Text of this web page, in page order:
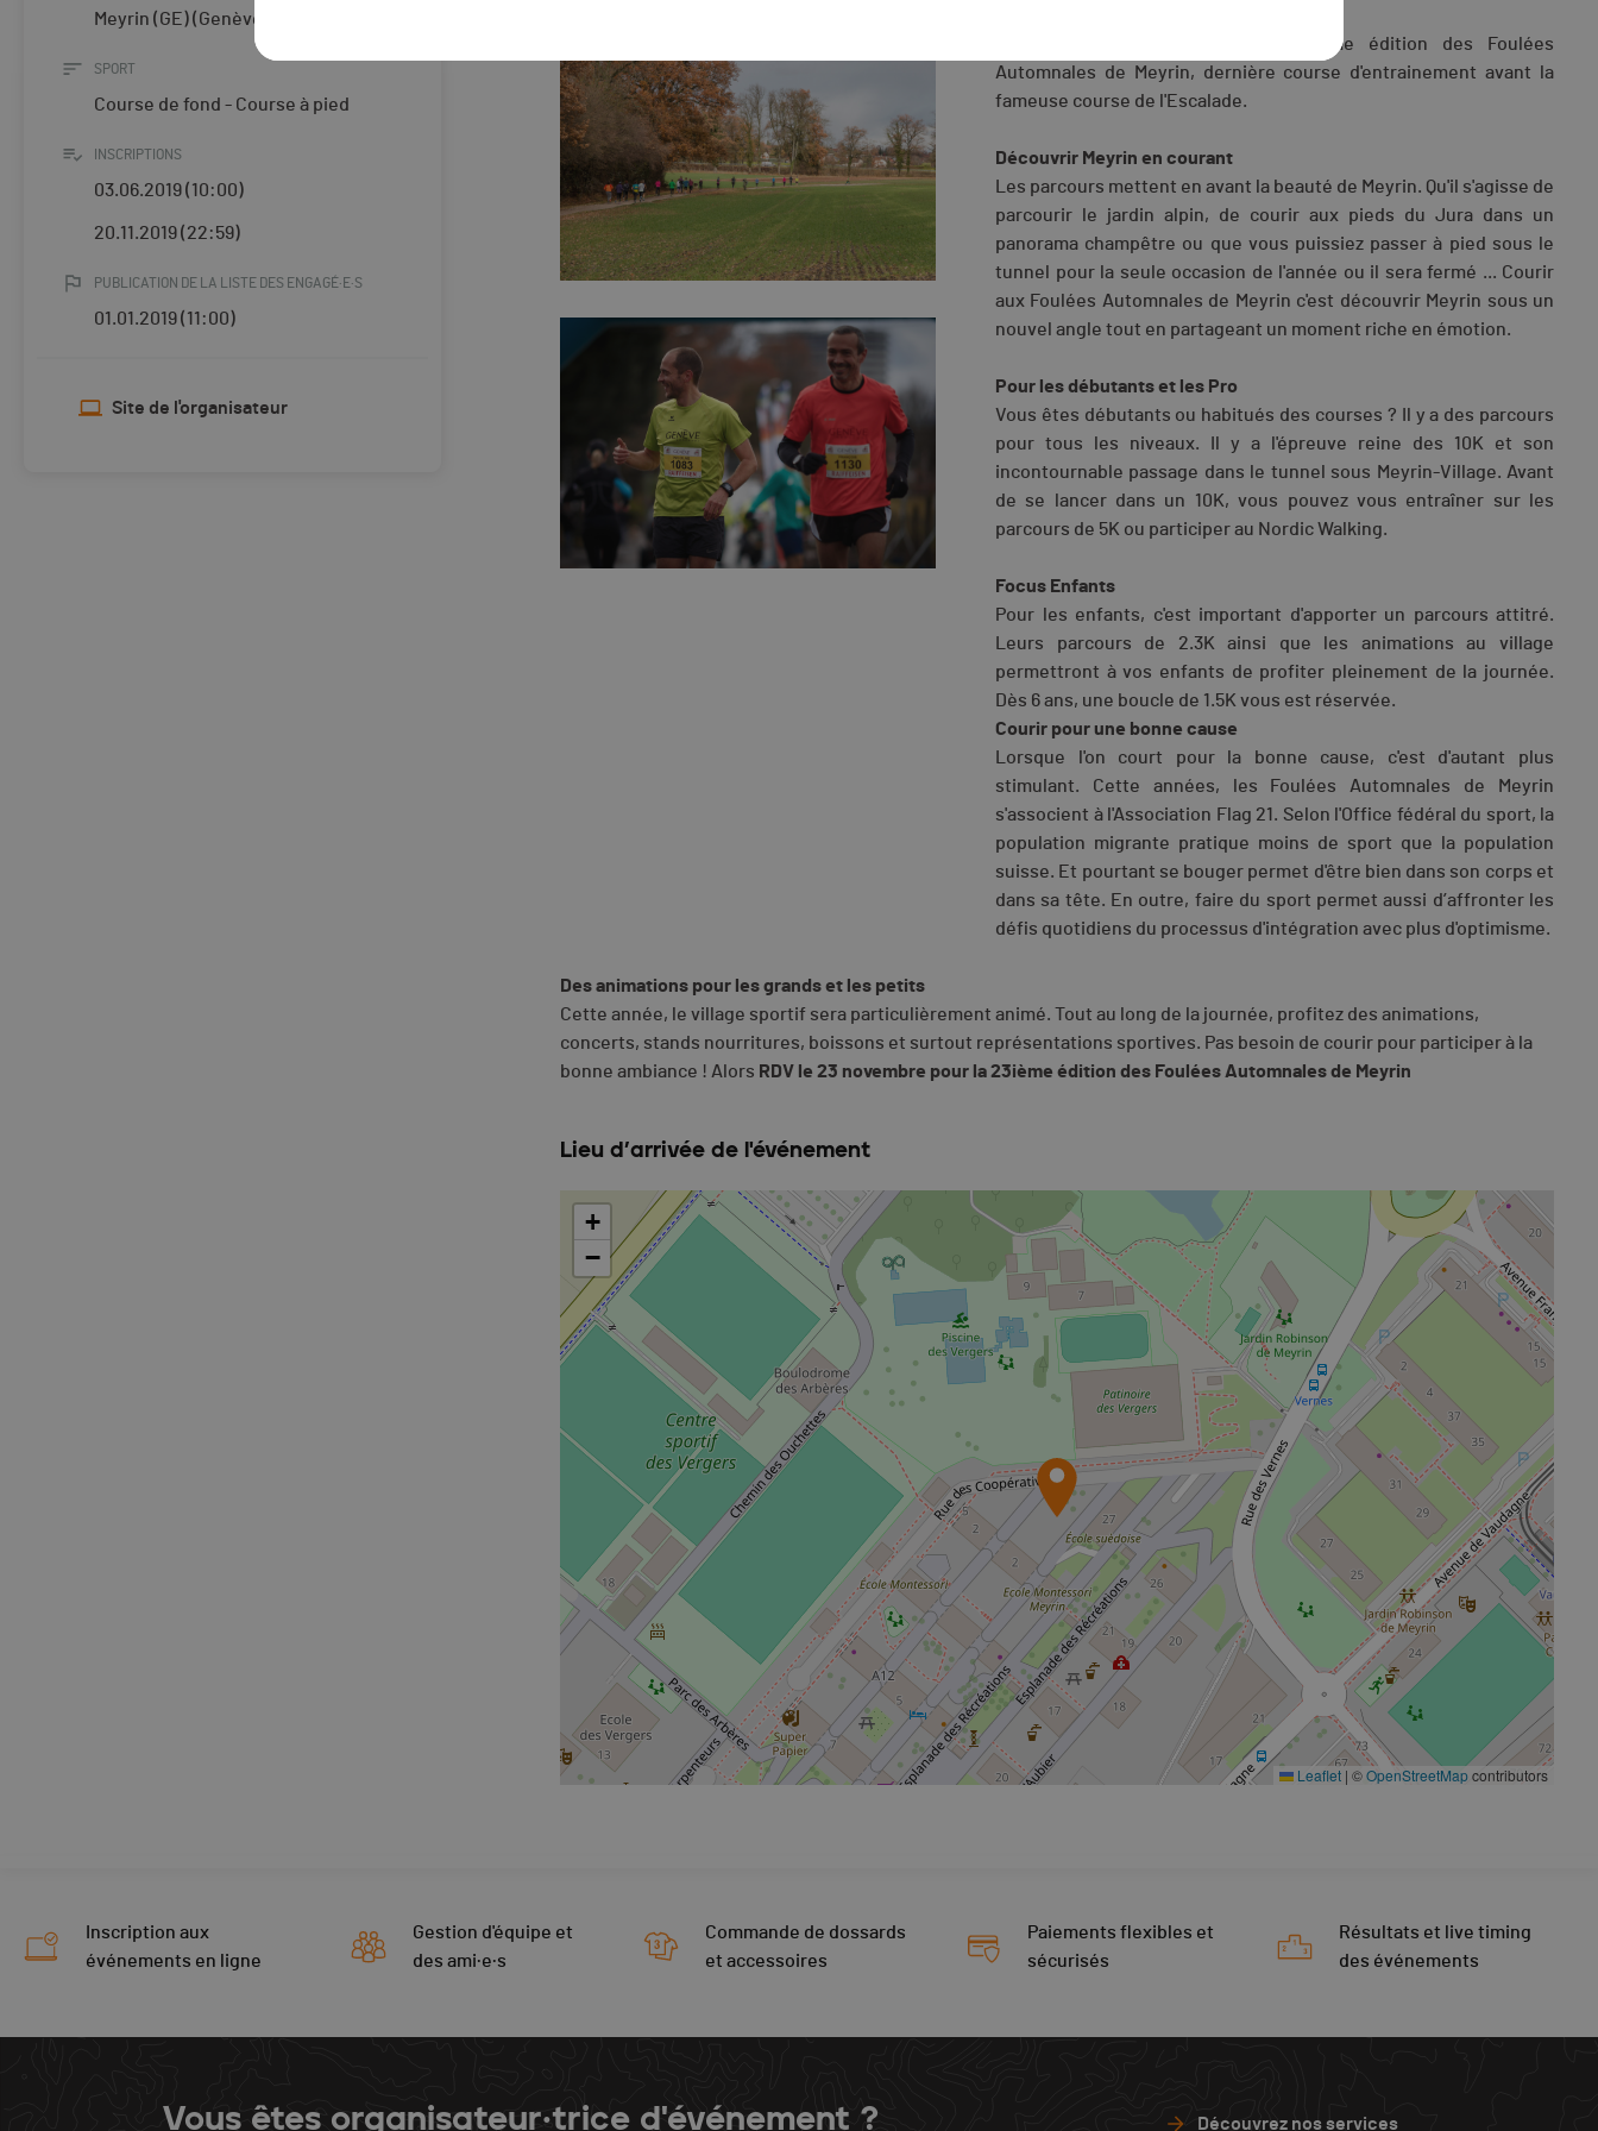
Meyrin (GE) (Genève)
SPORT
Course de fond - Course à pied
INSCRIPTIONS
03.06.2019 (10:00)
20.11.2019 (22:59)
PUBLICATION DE LA LISTE DES ENGAGÉ·E·S
01.01.2019 (11:00)
Site de l'organisateur
Le 23 Novembre aura lieu la 23ieme édition des Foulées
Automnales de Meyrin, dernière course d'entrainement avant la
fameuse course de l'Escalade.
Découvrir Meyrin en courant
Les parcours mettent en avant la beauté de Meyrin. Qu'il s'agisse de
parcourir le jardin alpin, de courir aux pieds du Jura dans un
panorama champêtre ou que vous puissiez passer à pied sous le
tunnel pour la seule occasion de l'année ou il sera fermé ... Courir
aux Foulées Automnales de Meyrin c'est découvrir Meyrin sous un
nouvel angle tout en partageant un moment riche en émotion.
Pour les débutants et les Pro
Vous êtes débutants ou habitués des courses ? Il y a des parcours
pour tous les niveaux. Il y a l'épreuve reine des 10K et son
incontournable passage dans le tunnel sous Meyrin-Village. Avant
de se lancer dans un 10K, vous pouvez vous entraîner sur les
parcours de 5K ou participer au Nordic Walking.
Focus Enfants
Pour les enfants, c'est important d'apporter un parcours attitré.
Leurs parcours de 2.3K ainsi que les animations au village
permettront à vos enfants de profiter pleinement de la journée.
Dès 6 ans, une boucle de 1.5K vous est réservée.
Courir pour une bonne cause
Lorsque l'on court pour la bonne cause, c'est d'autant plus
stimulant. Cette années, les Foulées Automnales de Meyrin
s'associent à l'Association Flag 21. Selon l'Office fédéral du sport, la
population migrante pratique moins de sport que la population
suisse. Et pourtant se bouger permet d'être bien dans son corps et
dans sa tête. En outre, faire du sport permet aussi d’affronter les
défis quotidiens du processus d'intégration avec plus d'optimisme.
Des animations pour les grands et les petits
Cette année, le village sportif sera particulièrement animé. Tout au long de la journée, profitez des animations,
concerts, stands nourritures, boissons et surtout représentations sportives. Pas besoin de courir pour participer à la
bonne ambiance ! Alors RDV le 23 novembre pour la 23ième édition des Foulées Automnales de Meyrin
Lieu d’arrivée de l'événement
+
−
Leaflet | ©OpenStreetMapcontributors
Inscription aux
événements en ligne
Gestion d'équipe et
des ami·e·s
Commande de dossards
et accessoires
Paiements flexibles et
sécurisés
Résultats et live timing
des événements
Vous êtes organisateur·trice d'événement ? Découvrez nos services